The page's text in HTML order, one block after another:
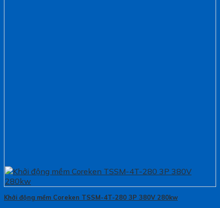
Khởi động mềm Coreken TSSM-4T-280 3P 380V 280kw